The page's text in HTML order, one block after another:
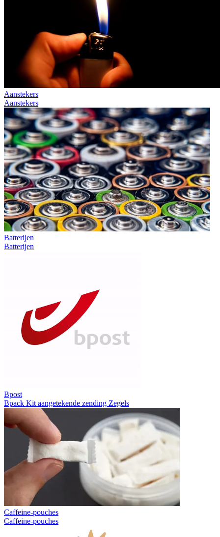
Aanstekers
Aanstekers
Batterijen
Batterijen
Bpost
Bpack Kit aangetekende zending Zegels
Caffeine-pouches
Caffeine-pouches